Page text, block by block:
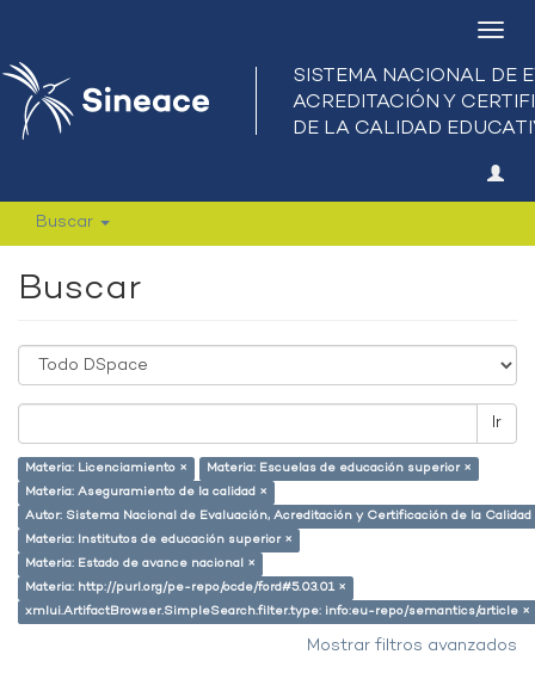
Buscar
Buscar
Ir
Materia: Licenciamiento ×
Materia: Escuelas de educación superior ×
Materia: Aseguramiento de la calidad ×
Autor: Sistema Nacional de Evaluación, Acreditación y Certificación de la
Materia: Institutos de educación superior ×
Materia: Estado de avance nacional ×
Materia: http://purl.org/pe-repo/ocde/ford#5.03.01 ×
xmlui.ArtifactBrowser.SimpleSearch.filter.type: info:eu-repo/semantics/article ×
Mostrar filtros avanzados